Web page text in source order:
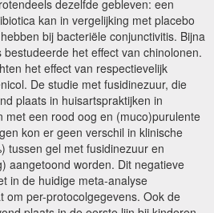
dezelfde gebleven: een
kan in vergelijking met placebo
bij bacteriële conjunctivitis. Bijna
het effect van chinolonen.
het effect van respectievelijk
De studie met fusidinezuur, die
plaats in huisartspraktijken in
met een rood oog en (muco)purulente
kon er geen verschil in klinische
tussen gel met fusidinezuur en
aangetoond worden. Dit negatieve
in de huidige meta-analyse
om per-protocolgegevens. Ook de